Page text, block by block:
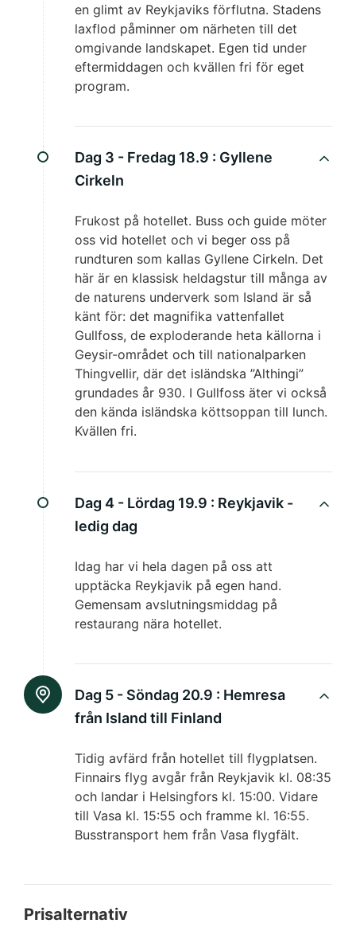
en glimt av Reykjaviks förflutna. Stadens
laxflod påminner om närheten till det
omgivande landskapet. Egen tid under
eftermiddagen och kvällen fri för eget
program.
Dag 3 - Fredag 18.9 : Gyllene
Cirkeln
Frukost på hotellet. Buss och guide möter
oss vid hotellet och vi beger oss på
rundturen som kallas Gyllene Cirkeln. Det
här är en klassisk heldagstur till många av
de naturens underverk som Island är så
känt för: det magnifika vattenfallet
Gullfoss, de exploderande heta källorna i
Geysir-området och till nationalparken
Thingvellir, där det isländska ”Althingi”
grundades år 930. I Gullfoss äter vi också
den kända isländska köttsoppan till lunch.
Kvällen fri.
Dag 4 - Lördag 19.9 : Reykjavik -
ledig dag
Idag har vi hela dagen på oss att
upptäcka Reykjavik på egen hand.
Gemensam avslutningsmiddag på
restaurang nära hotellet.
Dag 5 - Söndag 20.9 : Hemresa
från Island till Finland
Tidig avfärd från hotellet till flygplatsen.
Finnairs flyg avgår från Reykjavik kl. 08:35
och landar i Helsingfors kl. 15:00. Vidare
till Vasa kl. 15:55 och framme kl. 16:55.
Busstransport hem från Vasa flygfält.
Prisalternativ